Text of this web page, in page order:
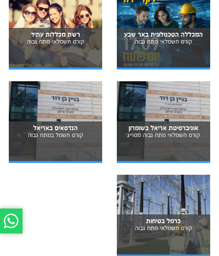
המכללה הטכנולוגית באר שבע
קורס חשמלאי מתח גבוה
רשת מכללות עתיד
קורס חשמלאי מתח גבוה
אוניברסיטת אריאל בשומרון
קורס חשמלאי מתח גבוה מסוייג
הנדסאים באריאל
קורס חשמל במתח גבוה
כרמל בטיחות
קורס חשמלאי מתח גבוה